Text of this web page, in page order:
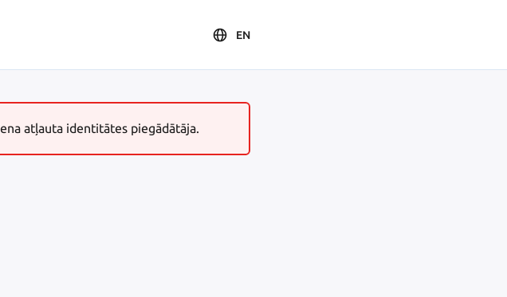
EN
atļauta identitātes piegādātāja.